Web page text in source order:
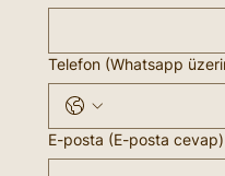
Telefon (Whatsapp
E-posta (E-posta cevap)